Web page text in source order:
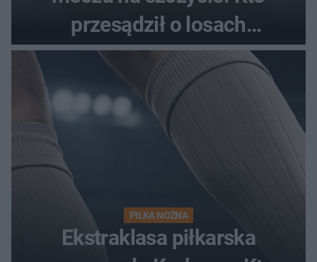
przesądził o losach
spotkania?
PIŁKA NOŻNA
Ekstraklasa piłkarska